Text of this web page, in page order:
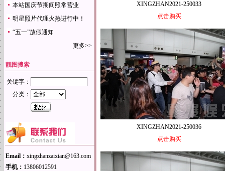
本站国庆节期间照常营业
明星照片代理火热进行中！
“五一”放假通知
更多>>
靓图搜索
关键字：
分类：
Email： xingzhanzaixian@163.com
手机： 13806012591
XINGZHAN2021-250033
点击购买
XINGZHAN2021-250036
点击购买